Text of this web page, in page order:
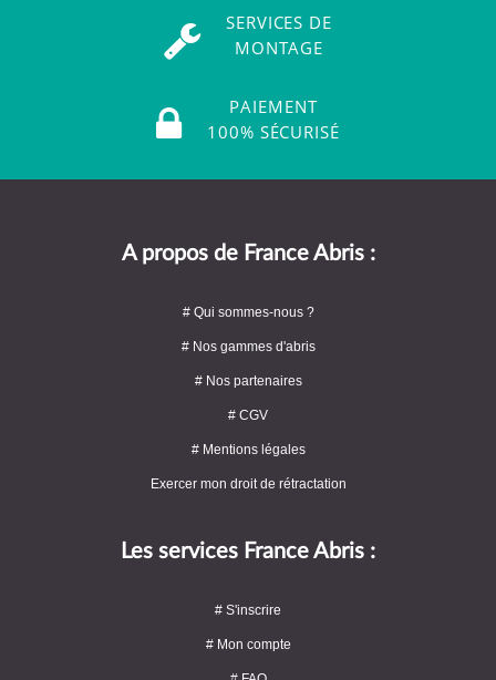
SERVICES DE
MONTAGE
PAIEMENT
100% SÉCURISÉ
A propos de France Abris :
# Qui sommes-nous ?
# Nos gammes d'abris
# Nos partenaires
# CGV
# Mentions légales
Exercer mon droit de rétractation
Les services France Abris :
# S'inscrire
# Mon compte